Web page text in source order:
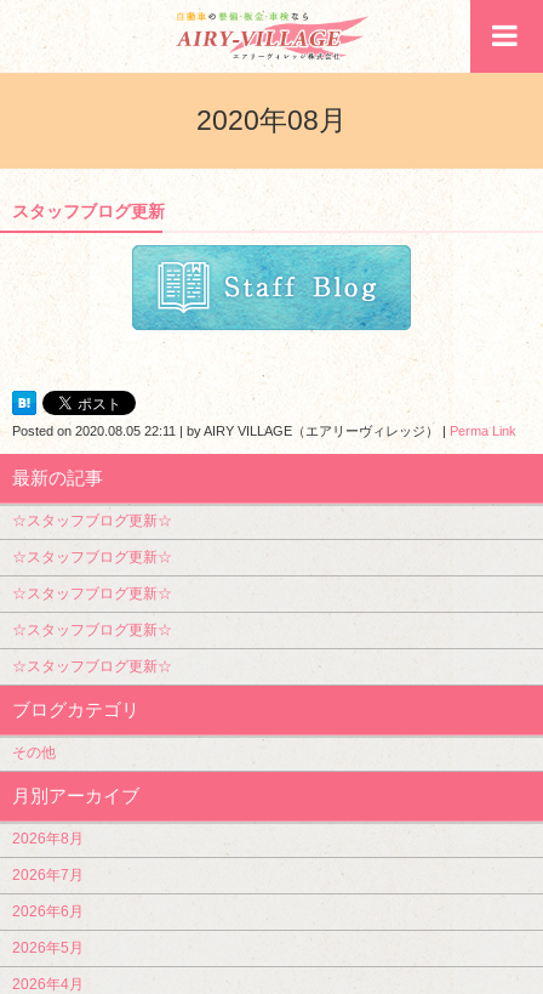
2020年08月
スタッフブログ更新
Posted on 2020.08.05 22:11 | byAIRY VILLAGE（エアリーヴィレッジ） | Perma Link
最新の記事
☆スタッフブログ更新☆
☆スタッフブログ更新☆
☆スタッフブログ更新☆
☆スタッフブログ更新☆
☆スタッフブログ更新☆
ブログカテゴリ
その他
月別アーカイブ
2026年8月
2026年7月
2026年6月
2026年5月
2026年4月